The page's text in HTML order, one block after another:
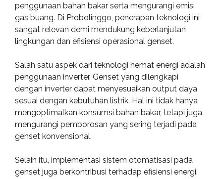
penggunaan bahan bakar serta mengurangi emisi
gas buang. Di Probolinggo, penerapan teknologi ini
sangat relevan demi mendukung keberlanjutan
lingkungan dan efisiensi operasional genset.
Salah satu aspek dari teknologi hemat energi adalah
penggunaan inverter. Genset yang dilengkapi
dengan inverter dapat menyesuaikan output daya
sesuai dengan kebutuhan listrik. Hal ini tidak hanya
mengoptimalkan konsumsi bahan bakar, tetapi juga
mengurangi pemborosan yang sering terjadi pada
genset konvensional.
Selain itu, implementasi sistem otomatisasi pada
genset juga berkontribusi terhadap efisiensi energi.